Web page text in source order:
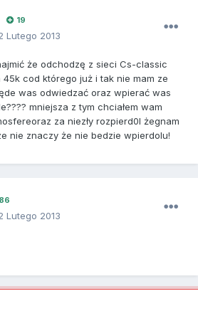
19
Lutego 2013
że odchodzę z sieci Cs-classic
cod którego już i tak nie mam ze
was odwiedzać oraz wpierać was
mniejsza z tym chciałem wam
za niezły rozpierd0l żegnam
nie znaczy że nie bedzie wpierdolu!
Lutego 2013